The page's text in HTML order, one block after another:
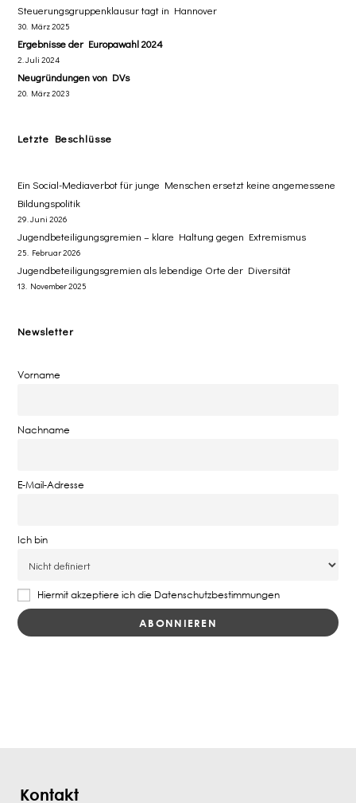
Steuerungsgruppenklausur tagt in Hannover
30. März 2025
Ergebnisse der Europawahl 2024
2. Juli 2024
Neugründungen von DVs
20. März 2023
Letzte Beschlüsse
​Ein Social-Mediaverbot für junge Menschen ersetzt ​keine angemessene
Bildungspolitik
29. Juni 2026
Jugendbeteiligungsgremien – klare Haltung gegen Extremismus
25. Februar 2026
Jugendbeteiligungsgremien als lebendige Orte der Diversität
13. November 2025
Newsletter
Vorname
Nachname
E-Mail-Adresse
Ich bin
Hiermit akzeptiere ich die Datenschutzbestimmungen
Kontakt